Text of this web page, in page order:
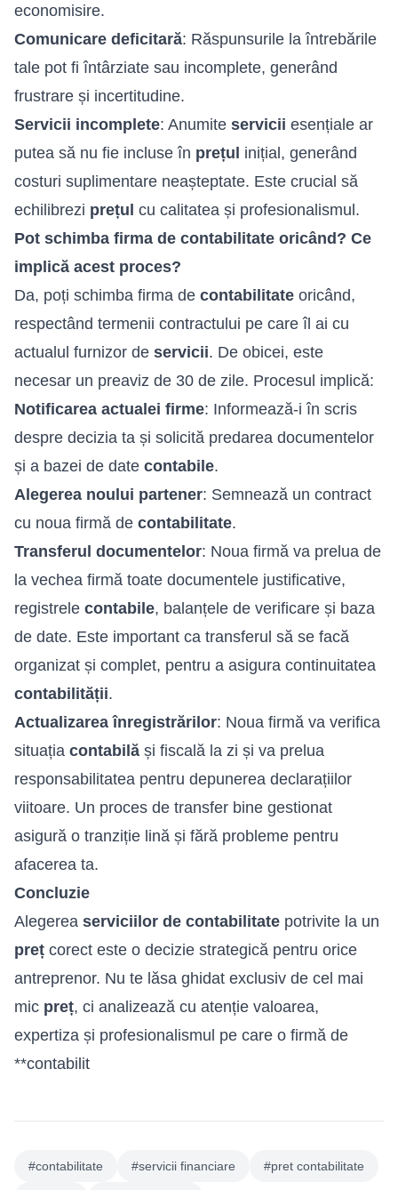
economisire.
Comunicare deficitară: Răspunsurile la întrebările
tale pot fi întârziate sau incomplete, generând
frustrare și incertitudine.
Servicii incomplete: Anumite servicii esențiale ar
putea să nu fie incluse în prețul inițial, generând
costuri suplimentare neașteptate. Este crucial să
echilibrezi prețul cu calitatea și profesionalismul.
Pot schimba firma de contabilitate oricând? Ce
implică acest proces?
Da, poți schimba firma de contabilitate oricând,
respectând termenii contractului pe care îl ai cu
actualul furnizor de servicii. De obicei, este
necesar un preaviz de 30 de zile. Procesul implică:
Notificarea actualei firme: Informează-i în scris
despre decizia ta și solicită predarea documentelor
și a bazei de date contabile.
Alegerea noului partener: Semnează un contract
cu noua firmă de contabilitate.
Transferul documentelor: Noua firmă va prelua de
la vechea firmă toate documentele justificative,
registrele contabile, balanțele de verificare și baza
de date. Este important ca transferul să se facă
organizat și complet, pentru a asigura continuitatea
contabilității.
Actualizarea înregistrărilor: Noua firmă va verifica
situația contabilă și fiscală la zi și va prelua
responsabilitatea pentru depunerea declarațiilor
viitoare. Un proces de transfer bine gestionat
asigură o tranziție lină și fără probleme pentru
afacerea ta.
Concluzie
Alegerea serviciilor de contabilitate potrivite la un
preț corect este o decizie strategică pentru orice
antreprenor. Nu te lăsa ghidat exclusiv de cel mai
mic preț, ci analizează cu atenție valoarea,
expertiza și profesionalismul pe care o firmă de
**contabilit
#contabilitate #servicii financiare #pret contabilitate